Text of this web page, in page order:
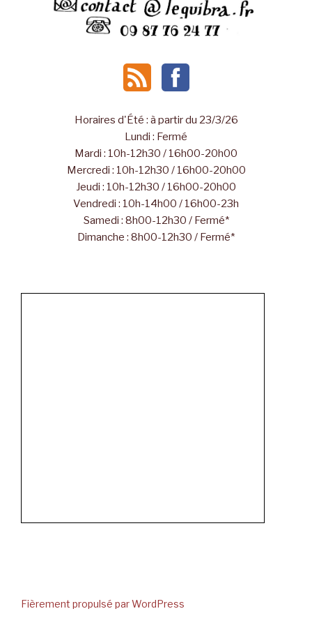
Horaires d'Été : à partir du 23/3/26
Lundi : Fermé
Mardi : 10h-12h30 / 16h00-20h00
Mercredi : 10h-12h30 / 16h00-20h00
Jeudi : 10h-12h30 / 16h00-20h00
Vendredi : 10h-14h00 / 16h00-23h
Samedi : 8h00-12h30 / Fermé*
Dimanche : 8h00-12h30 / Fermé*
Fièrement propulsé par WordPress